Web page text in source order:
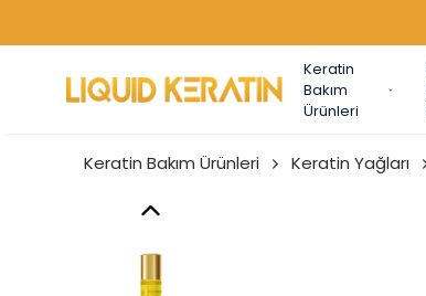
Keratin
Bakım
Ürünleri
Keratin Bakım Ürünleri Keratin Yağları